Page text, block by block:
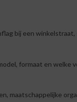
bij een
formaat en welke
maatschappelijke